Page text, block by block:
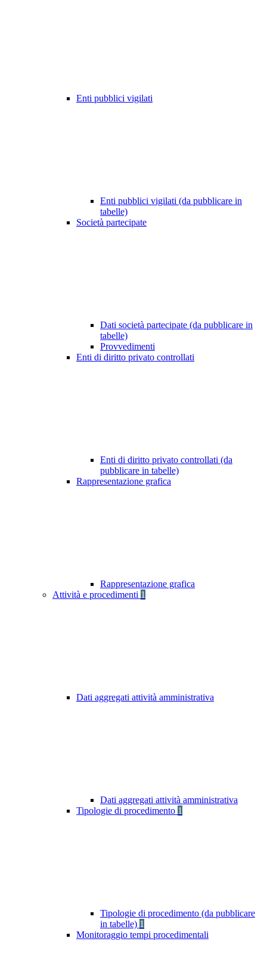
Enti pubblici vigilati
Enti pubblici vigilati (da pubblicare in
tabelle)
Società partecipate
Dati società partecipate (da pubblicare in
tabelle)
Provvedimenti
Enti di diritto privato controllati
Enti di diritto privato controllati (da
pubblicare in tabelle)
Rappresentazione grafica
Rappresentazione grafica
Attività e procedimenti 1
Dati aggregati attività amministrativa
Dati aggregati attività amministrativa
Tipologie di procedimento 1
Tipologie di procedimento (da pubblicare
in tabelle) 1
Monitoraggio tempi procedimentali